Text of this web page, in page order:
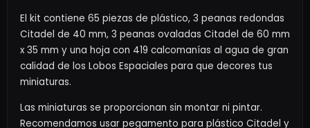
El kit contiene 65 piezas de plástico, 3 peanas redondas
Citadel de 40 mm, 3 peanas ovaladas Citadel de 60 mm
x 35 mm y una hoja con 419 calcomanías al agua de gran
calidad de los Lobos Espaciales para que decores tus
miniaturas.
Las miniaturas se proporcionan sin montar ni pintar.
Recomendamos usar pegamento para plástico Citadel y